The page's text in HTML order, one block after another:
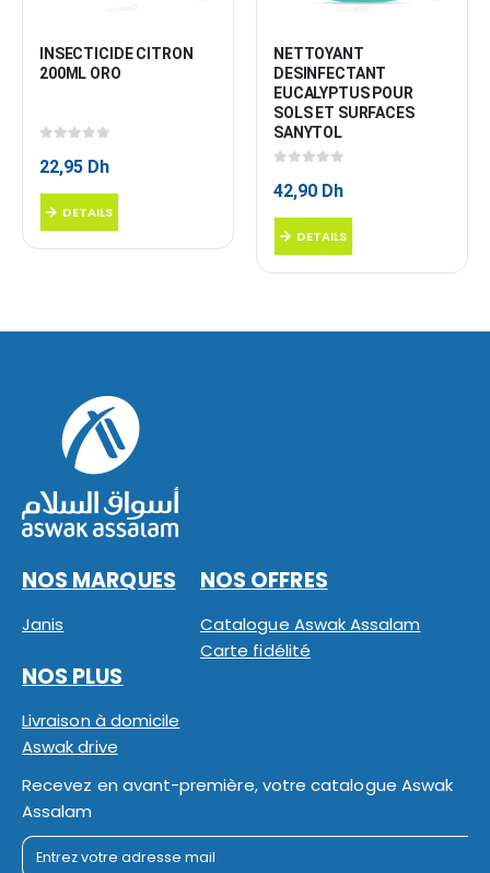
INSECTICIDE CITRON
200ML ORO
22,95 Dh
DETAILS
NETTOYANT
DESINFECTANT
EUCALYPTUS POUR
SOLS ET SURFACES
SANYTOL
42,90 Dh
DETAILS
NOS MARQUES
Janis
NOS OFFRES
Catalogue Aswak Assalam
Carte fidélité
NOS PLUS
Livraison à domicile
Aswak drive
Recevez en avant-première, votre catalogue Aswak
Assalam